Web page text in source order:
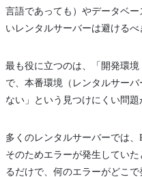
言語であっても）やデータベ
いレンタルサーバーは避けるべ
最も役に立つのは、「開発環
で、本番環境（レンタルサー
ない」という見つけにくい問題
多くのレンタルサーバーでは、
そのためエラーが発生してい
るだけで、何のエラーがどこで